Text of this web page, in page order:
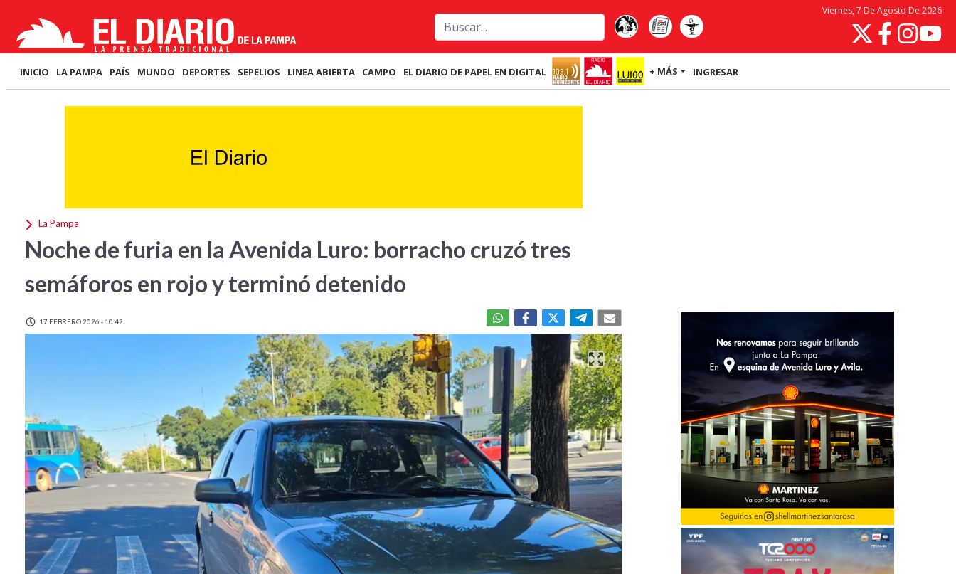
Viernes, 7 De Agosto De 2026
INICIO LA PAMPA PAÍS MUNDO DEPORTES SEPELIOS LINEA ABIERTA CAMPO EL DIARIO DE PAPEL EN DIGITAL + MÁS INGRESAR
La Pampa
Noche de furia en la Avenida Luro: borracho cruzó tres
semáforos en rojo y terminó detenido
17 FEBRERO 2026 - 10:42